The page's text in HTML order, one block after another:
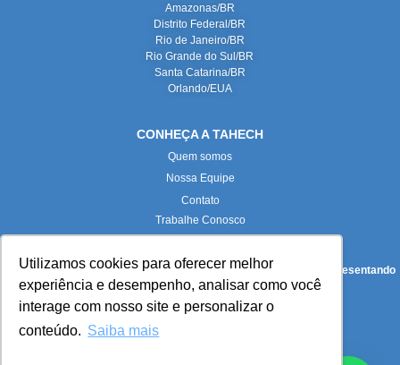
Utilizamos cookies para oferecer melhor
experiência e desempenho, analisar como você
interage com nosso site e personalizar o
conteúdo. Saiba mais
Amazonas/BR
Distrito Federal/BR
Rio de Janeiro/BR
Rio Grande do Sul/BR
Santa Catarina/BR
Orlando/EUA
CONHEÇA A TAHECH
Quem somos
Nossa Equipe
Contato
Trabalhe Conosco
Todas as imagens deste site foram produzidas internamente, representando
fielmente nossas instalações e equipe.
Paloma Maria Turkot Pieta (